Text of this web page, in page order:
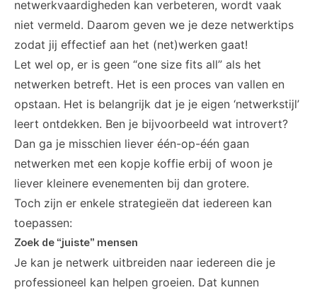
netwerkvaardigheden kan verbeteren, wordt vaak
niet vermeld. Daarom geven we je deze netwerktips
zodat jij effectief aan het (net)werken gaat!
Let wel op, er is geen “one size fits all” als het
netwerken betreft. Het is een proces van vallen en
opstaan. Het is belangrijk dat je je eigen ‘netwerkstijl’
leert ontdekken. Ben je bijvoorbeeld wat introvert?
Dan ga je misschien liever één-op-één gaan
netwerken met een kopje koffie erbij of woon je
liever kleinere evenementen bij dan grotere.
Toch zijn er enkele strategieën dat iedereen kan
toepassen:
Zoek de “juiste” mensen
Je kan je netwerk uitbreiden naar iedereen die je
professioneel kan helpen groeien. Dat kunnen